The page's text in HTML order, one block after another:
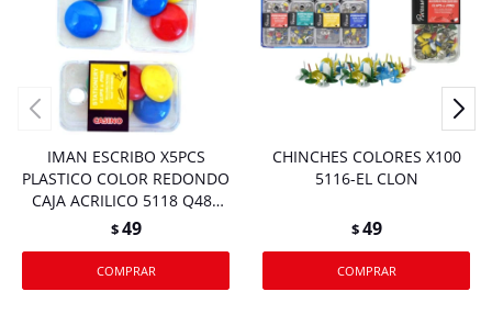
IMAN ESCRIBO X5PCS
PLASTICO COLOR REDONDO
CAJA ACRILICO 5118 Q480
M24
$49
CHINCHES COLORES X100
5116-EL CLON
$49